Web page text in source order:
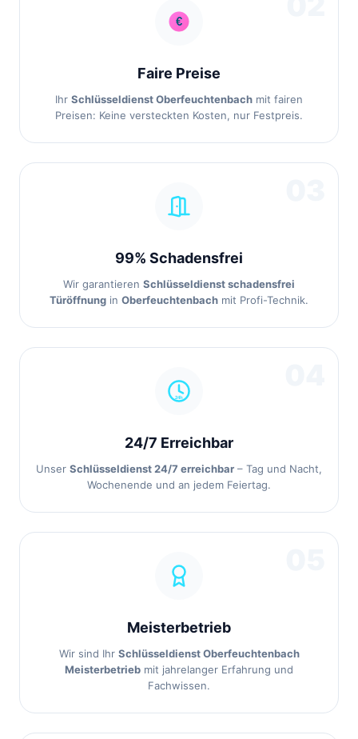
Faire Preise
Ihr Schlüsseldienst Oberfeuchtenbach mit fairen
Preisen: Keine versteckten Kosten, nur Festpreis.
99% Schadensfrei
Wir garantieren Schlüsseldienst schadensfrei
Türöffnung in Oberfeuchtenbach mit Profi-Technik.
24/7 Erreichbar
Unser Schlüsseldienst 24/7 erreichbar – Tag und Nacht,
Wochenende und an jedem Feiertag.
Meisterbetrieb
Wir sind Ihr Schlüsseldienst Oberfeuchtenbach
Meisterbetrieb mit jahrelanger Erfahrung und
Fachwissen.